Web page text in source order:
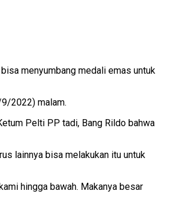
menyumbang medali emas untuk
2022) malam.
Pelti PP tadi, Bang Rildo bahwa
lainnya bisa melakukan itu untuk
hingga bawah. Makanya besar